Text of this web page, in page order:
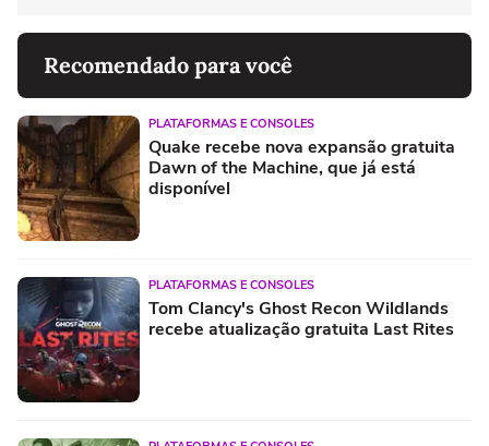
Recomendado para você
PLATAFORMAS E CONSOLES
Quake recebe nova expansão gratuita
Dawn of the Machine, que já está
disponível
PLATAFORMAS E CONSOLES
Tom Clancy's Ghost Recon Wildlands
recebe atualização gratuita Last Rites